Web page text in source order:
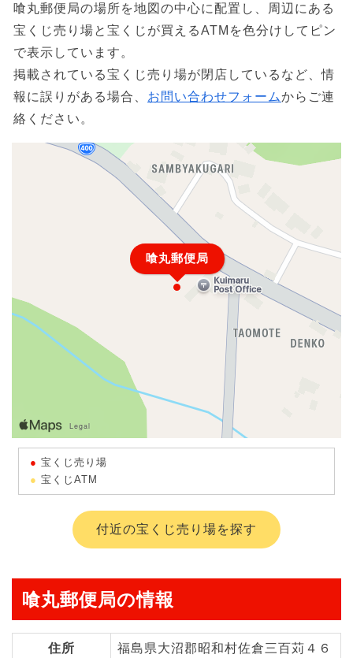
喰丸郵便局の場所を地図の中心に配置し、周辺にある
宝くじ売り場と宝くじが買えるATMを色分けしてピン
で表示しています。
掲載されている宝くじ売り場が閉店しているなど、情
報に誤りがある場合、 お問い合わせフォームからご連
絡ください。
喰丸郵便局
宝くじ売り場
宝くじATM
付近の宝くじ売り場を探す
喰丸郵便局の情報
住所
福島県大沼郡昭和村佐倉三百苅４６